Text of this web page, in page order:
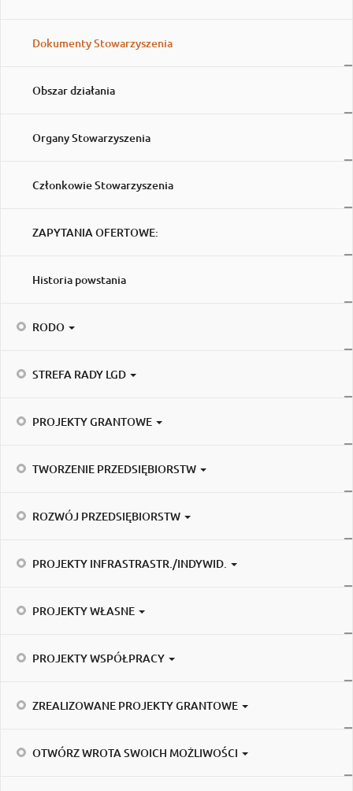
Dokumenty Stowarzyszenia
Obszar działania
Organy Stowarzyszenia
Członkowie Stowarzyszenia
ZAPYTANIA OFERTOWE:
Historia powstania
RODO
STREFA RADY LGD
PROJEKTY GRANTOWE
TWORZENIE PRZEDSIĘBIORSTW
ROZWÓJ PRZEDSIĘBIORSTW
PROJEKTY INFRASTRASTR./INDYWID.
PROJEKTY WŁASNE
PROJEKTY WSPÓŁPRACY
ZREALIZOWANE PROJEKTY GRANTOWE
OTWÓRZ WROTA SWOICH MOŻLIWOŚCI